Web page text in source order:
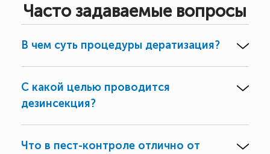
Часто задаваемые вопросы
В чем суть процедуры дератизация?
С какой целью проводится
дезинсекция?
Что в пест-контроле отлично от